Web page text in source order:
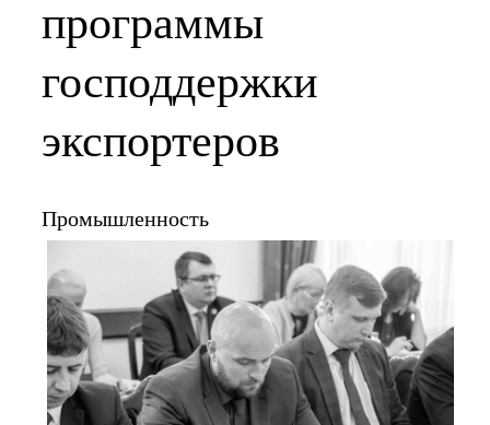
программы
господдержки
экспортеров
Промышленность